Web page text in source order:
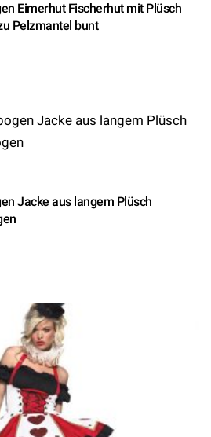
Eimerhut Fischerhut mit Plüsch
Pelzmantel bunt
Jacke aus langem Plüsch